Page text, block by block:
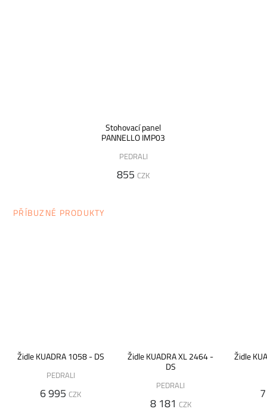
Stohovací panel
PANNELLO IMP03
PEDRALI
855 CZK
PŘÍBUZNÉ PRODUKTY
Židle KUADRA 1058 - DS
PEDRALI
6 995 CZK
Židle KUADRA XL 2464 -
DS
PEDRALI
8 181 CZK
Židle